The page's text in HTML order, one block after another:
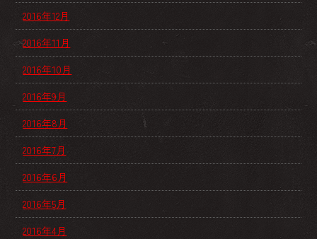
2016年12月
2016年11月
2016年10月
2016年9月
2016年8月
2016年7月
2016年6月
2016年5月
2016年4月